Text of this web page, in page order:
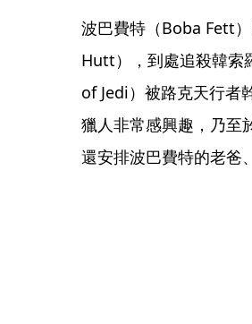
波巴費特（Boba Fett
Hutt），到處追殺韓索
of Jedi）被路克天行者
獵人非常感興趣，乃至
還安排波巴費特的老爸